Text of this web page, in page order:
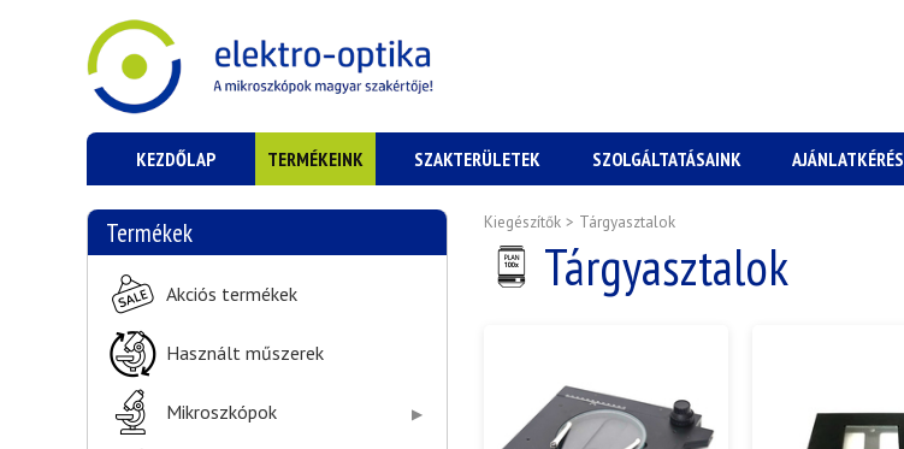
KEZDŐLAP TERMÉKEINK SZAKTERÜLETEK SZOLGÁLTATÁSAINK AJÁNLATKÉRÉS
Termékek
Akciós termékek
Használt műszerek
Mikroszkópok
Kiegészítők > Tárgyasztalok
Tárgyasztalok